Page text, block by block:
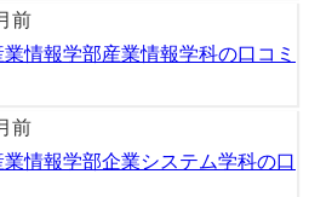
前
情報学部産業情報学科の口コミ
前
情報学部企業システム学科の口